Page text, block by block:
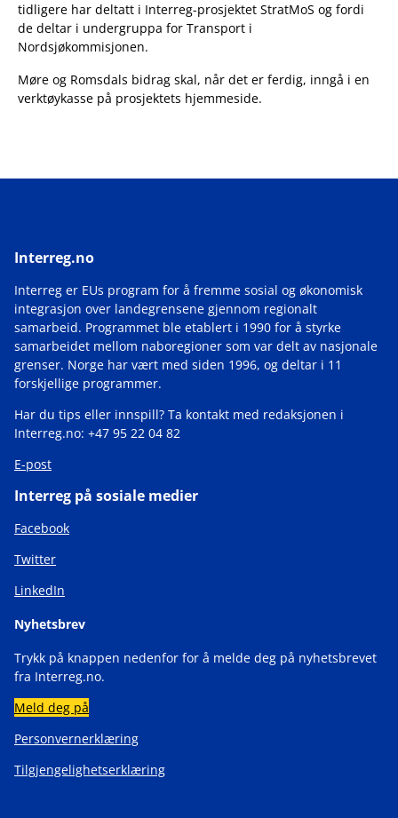
tidligere har deltatt i Interreg-prosjektet StratMoS og fordi
de deltar i undergruppa for Transport i
Nordsjøkommisjonen.
Møre og Romsdals bidrag skal, når det er ferdig, inngå i en
verktøykasse på prosjektets hjemmeside.
Interreg.no
Interreg er EUs program for å fremme sosial og økonomisk
integrasjon over landegrensene gjennom regionalt
samarbeid. Programmet ble etablert i 1990 for å styrke
samarbeidet mellom naboregioner som var delt av nasjonale
grenser. Norge har vært med siden 1996, og deltar i 11
forskjellige programmer.
Har du tips eller innspill? Ta kontakt med redaksjonen i
Interreg.no: +47 95 22 04 82
E-post
Interreg på sosiale medier
Facebook
Twitter
LinkedIn
Nyhetsbrev
Trykk på knappen nedenfor for å melde deg på nyhetsbrevet
fra Interreg.no.
Meld deg på
Personvernerklæring
Tilgjengelighetserklæring